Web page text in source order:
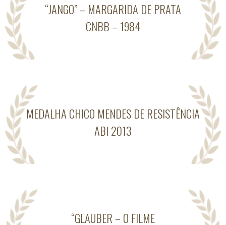
“JANGO” – MARGARIDA DE PRATA
CNBB – 1984
MEDALHA CHICO MENDES DE RESISTÊNCIA
ABI 2013
“GLAUBER – O FILME